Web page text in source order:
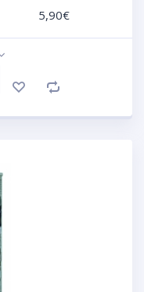
5,90€